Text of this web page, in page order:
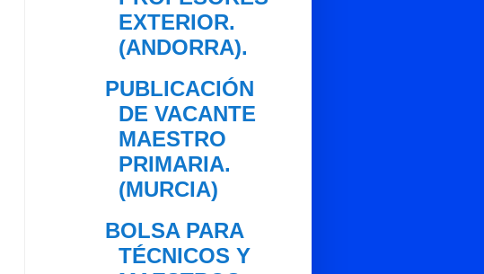
EXTERIOR.
(ANDORRA).
PUBLICACIÓN
DE VACANTE
MAESTRO
PRIMARIA.
(MURCIA)
BOLSA PARA
TÉCNICOS Y